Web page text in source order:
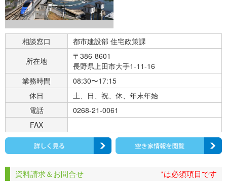
相談窓口
都市建設部 住宅政策課
所在地
〒386-8601
長野県上田市大手1-11-16
業務時間
08:30〜17:15
休日
土、日、祝、休、年末年始
電話
0268-21-0061
FAX
資料請求＆お問合せ *は必須項目です